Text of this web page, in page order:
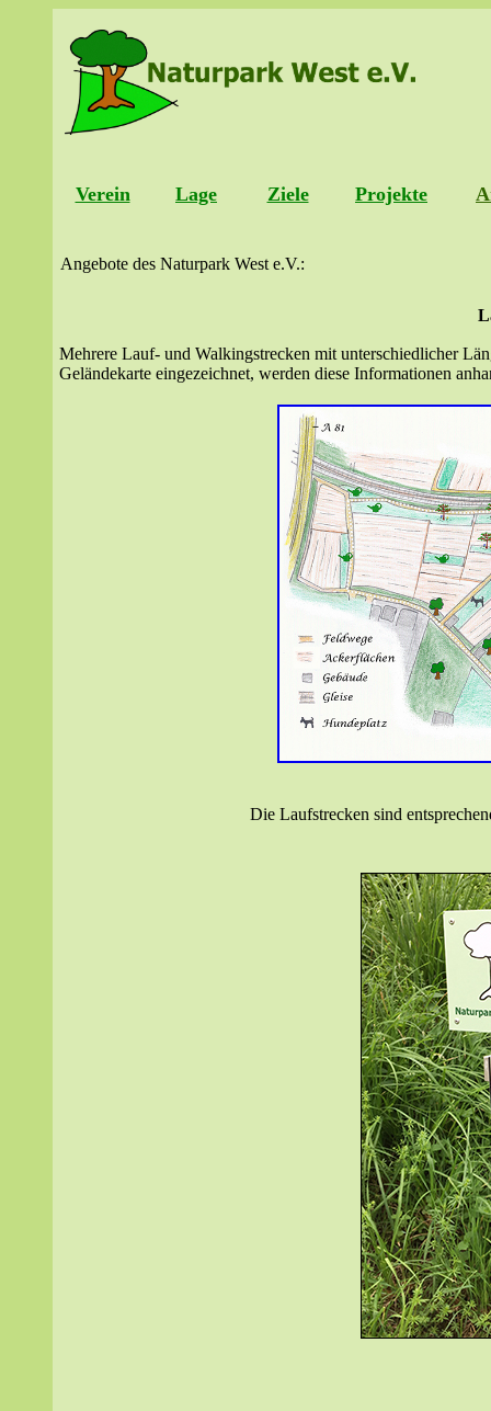
Verein Lage Ziele Projekte
Angebote des Naturpark West e.V.:
Mehrere Lauf- und Walkingstrecken mit unterschiedlicher
Geländekarte eingezeichnet, werden diese Informationen
Die Laufstrecken sind